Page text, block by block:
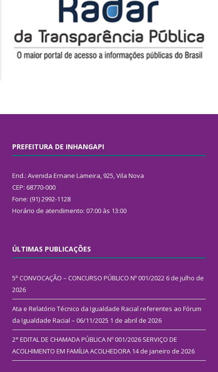
PREFEITURA DE INHANGAPI
End.: Avenida Ernane Lameira, 925, Vila Nova
CEP: 68770-000
Fone: (91) 2992-1128
Horário de atendimento: 07:00 às 13:00
ÚLTIMAS PUBLICAÇÕES
5ª CONVOCAÇÃO – CONCURSO PÚBLICO Nº 001/2022 6 de julho de
2026
Ata e Relatório Técnico da Igualdade Racial referentes ao Fórum
da Igualdade Racial – 06/11/2025 1 de abril de 2026
2° EDITAL DE CHAMADA PÚBLICA Nº 001/2026 SERVIÇO DE
ACOLHIMENTO EM FAMÍLIA ACOLHEDORA 14 de janeiro de 2026